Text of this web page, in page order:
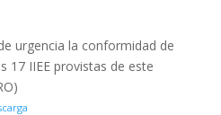
urgencia la conformidad de
17 IIEE provistas de este